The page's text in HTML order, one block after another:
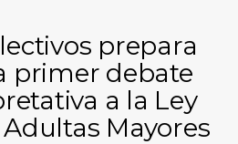
prepara
primer debate
a la Ley
Mayores